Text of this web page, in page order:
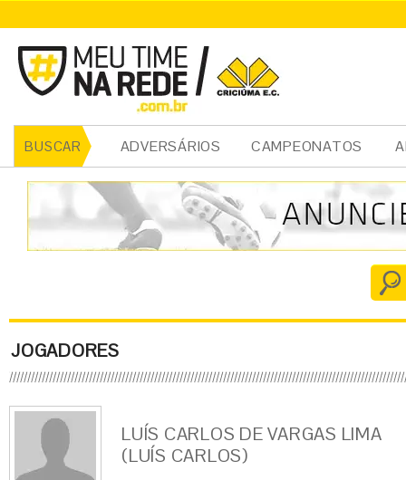
BUSCAR ADVERSÁRIOS CAMPEONATOS
JOGADORES
LUÍS CARLOS DE VARGAS LIMA
(LUÍS CARLOS)